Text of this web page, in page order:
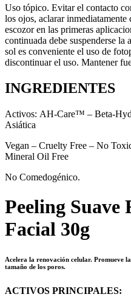
Uso tópico. Evitar el contacto
los ojos, aclarar
escozor en las primeras
continuada debe suspenderse
sol es conveniente el uso de
discontinuar el uso. Mantener
INGREDIENTES
Activos: AH-Care™ – Beta-
Asiática
Vegan – Cruelty Free – No
Mineral Oil Free
No Comedogénico.
Peeling Suave
Facial 30g
Acelera la renovación celular. Promueve
tamaño de los poros.
ACTIVOS PRINCIPALES: